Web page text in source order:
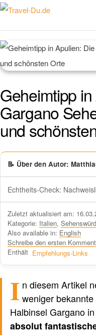
Geheimtipp
Gargano
und
📝 Über den Autor:
Echtheits-Check:
https://travel-du.de
menschlichen
nicht von KI
Zuletzt aktualisiert am:
Kategorie: Italien,
Also available in: English
Schreibe den ersten
Enthält Empfehlungs-Links
I n diesem Artikel
weniger
Halbinsel Gargano
absolut